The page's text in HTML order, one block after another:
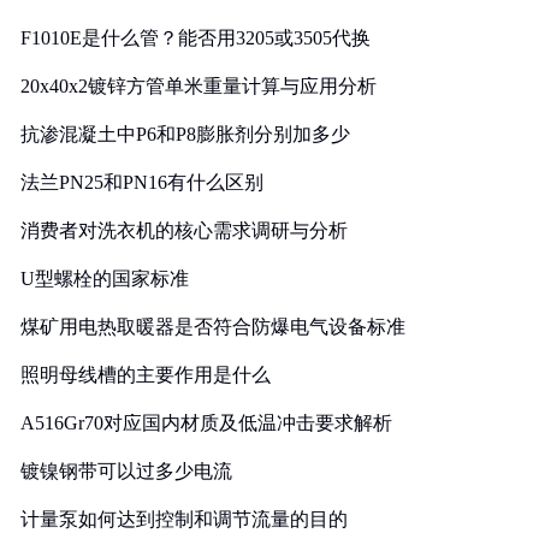
F1010E是什么管？能否用3205或3505代换
20x40x2镀锌方管单米重量计算与应用分析
抗渗混凝土中P6和P8膨胀剂分别加多少
法兰PN25和PN16有什么区别
消费者对洗衣机的核心需求调研与分析
U型螺栓的国家标准
煤矿用电热取暖器是否符合防爆电气设备标准
照明母线槽的主要作用是什么
A516Gr70对应国内材质及低温冲击要求解析
镀镍钢带可以过多少电流
计量泵如何达到控制和调节流量的目的